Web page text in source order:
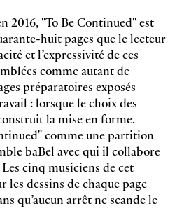
2016, "To Be Continued" est
huit pages que le lecteur
et l’expressivité de ces
comme autant de
préparatoires exposés
: lorsque le choix des
la mise en forme.
comme une partition
baBel avec qui il collabore
cinq musiciens de cet
dessins de chaque page
qu’aucun arrêt ne scande le